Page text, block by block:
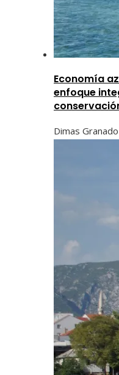
Economía
enfoque
Dimas